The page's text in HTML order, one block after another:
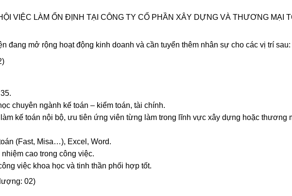
VIỆC LÀM ỔN ĐỊNH TẠI CÔNG TY CỔ PHẦN XÂY DỰNG VÀ THƯƠNG MẠI
đang mở rộng hoạt động kinh doanh và cần tuyển thêm nhân sự cho các vị trí sau:
chuyên ngành kế toán – kiểm toán, tài chính.
kế toán nội bộ, ưu tiên ứng viên từng làm trong lĩnh vực xây dựng hoặc thương
(Fast, Misa…), Excel, Word.
cao trong công việc.
việc khoa học và tinh thần phối hợp tốt.
02)